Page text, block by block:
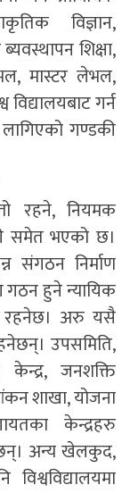
विज्ञान,
शिक्षा,
मास्टर लेभल,
गर्न
लागिएको गण्डकी
रहने, नियमक
समेत भएको छ।
संगठन निर्माण
गठन हुने न्यायिक
रहनेछ। अरु यसै
उपसमिति,
केन्द्र, जनशक्ति
शाखा, योजना
केन्द्रहरु
अन्य खेलकुद,